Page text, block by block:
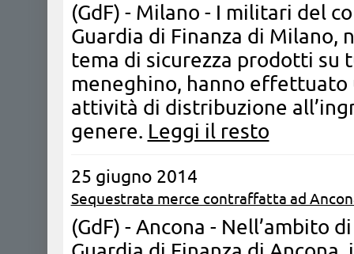
(GdF) - Milano - I militari del
Guardia di Finanza di Milano,
tema di sicurezza prodotti
meneghino, hanno
attività di distribuzione
genere. Leggi il resto
25 giugno 2014
Sequestrata merce contraffatta ad
(GdF) - Ancona - Nell’ambito